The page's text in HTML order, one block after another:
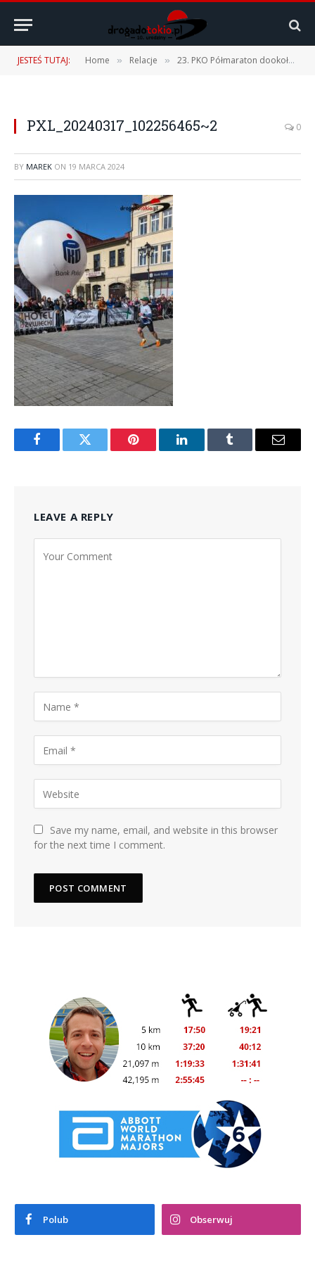
JESTEŚ TUTAJ: Home » Relacje » 23. PKO Półmaraton dookoła Jeziora Żywieckiego – 17.03.2024 r.
PXL_20240317_102256465~2 0
BY MAREK ON 19 MARCA 2024
FacebookTwitter Pinterest LinkedInTumblr Email
LEAVE A REPLY
Save my name, email, and website in this browser
for the next time I comment.
Polub Obserwuj